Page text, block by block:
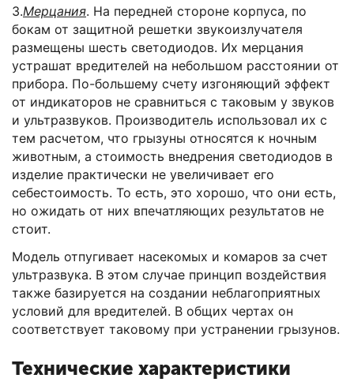
3.Мерцания. На передней стороне корпуса, по
бокам от защитной решетки звукоизлучателя
размещены шесть светодиодов. Их мерцания
устрашат вредителей на небольшом расстоянии от
прибора. По-большему счету изгоняющий эффект
от индикаторов не сравниться с таковым у звуков
и ультразвуков. Производитель использовал их с
тем расчетом, что грызуны относятся к ночным
животным, а стоимость внедрения светодиодов в
изделие практически не увеличивает его
себестоимость. То есть, это хорошо, что они есть,
но ожидать от них впечатляющих результатов не
стоит.
Модель отпугивает насекомых и комаров за счет
ультразвука. В этом случае принцип воздействия
также базируется на создании неблагоприятных
условий для вредителей. В общих чертах он
соответствует таковому при устранении грызунов.
Технические характеристики